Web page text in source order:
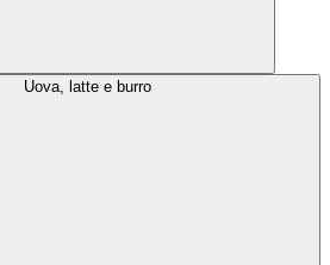
Uova, latte e burro